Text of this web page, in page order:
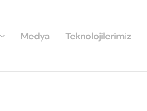
Medya Teknolojilerimiz